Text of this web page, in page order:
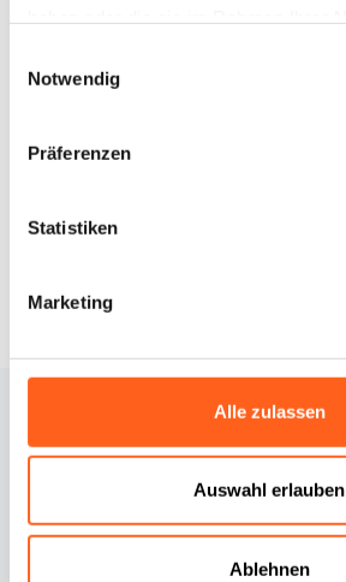
Notwendig
Präferenzen
Statistiken
Marketing
Alle zulassen
Auswahl erlauben
Ablehnen